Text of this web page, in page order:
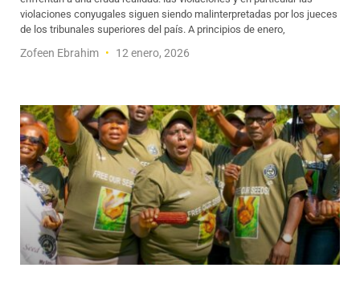
violaciones conyugales siguen siendo malinterpretadas por los jueces
de los tribunales superiores del país. A principios de enero,
Zofeen Ebrahim 12 enero, 2026